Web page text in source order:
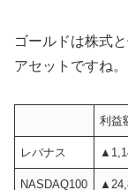
ゴールドは株式
アセットですね。
利益
レバナス
NASDAQ100